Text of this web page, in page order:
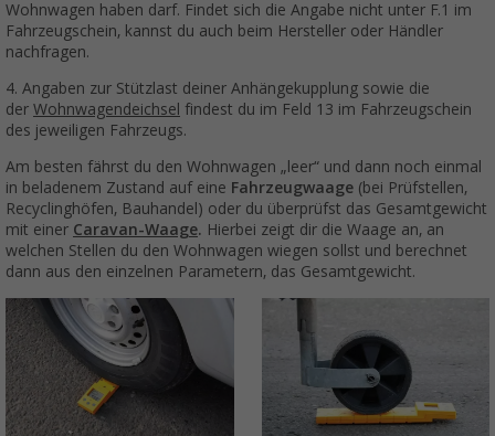
Wohnwagen haben darf. Findet sich die Angabe nicht unter F.1 im
Fahrzeugschein, kannst du auch beim Hersteller oder Händler
nachfragen.
4. Angaben zur Stützlast deiner Anhängekupplung sowie die
der Wohnwagendeichsel findest du im Feld 13 im Fahrzeugschein
des jeweiligen Fahrzeugs.
Am besten fährst du den Wohnwagen „leer“ und dann noch einmal
in beladenem Zustand auf eine Fahrzeugwaage (bei Prüfstellen,
Recyclinghöfen, Bauhandel) oder du überprüfst das Gesamtgewicht
mit einer Caravan-Waage. Hierbei zeigt dir die Waage an, an
welchen Stellen du den Wohnwagen wiegen sollst und berechnet
dann aus den einzelnen Parametern, das Gesamtgewicht.